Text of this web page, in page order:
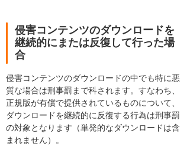
侵害コンテンツのダウンロードを
継続的にまたは反復して行った場
合
侵害コンテンツのダウンロードの中でも特に悪
質な場合は刑事罰まで科されます。すなわち、
正規版が有償で提供されているものについて、
ダウンロードを継続的に反復する行為は刑事罰
の対象となります（単発的なダウンロードは含
まれません）。